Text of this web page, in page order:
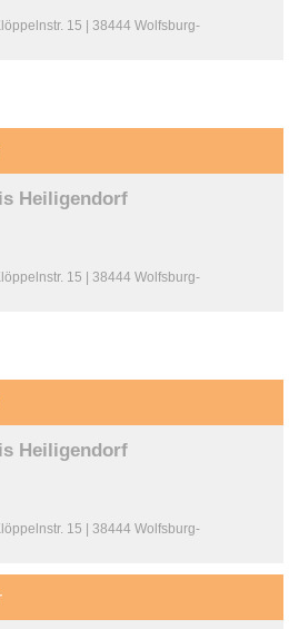
15 | 38444 Wolfsburg-
Heiligendorf
15 | 38444 Wolfsburg-
Heiligendorf
15 | 38444 Wolfsburg-